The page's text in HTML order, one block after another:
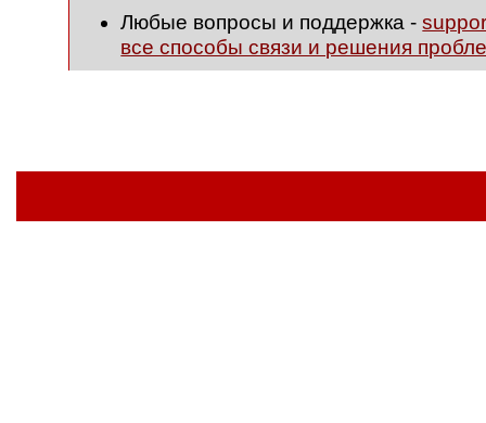
Любые вопросы и поддержка -
все способы связи и решения